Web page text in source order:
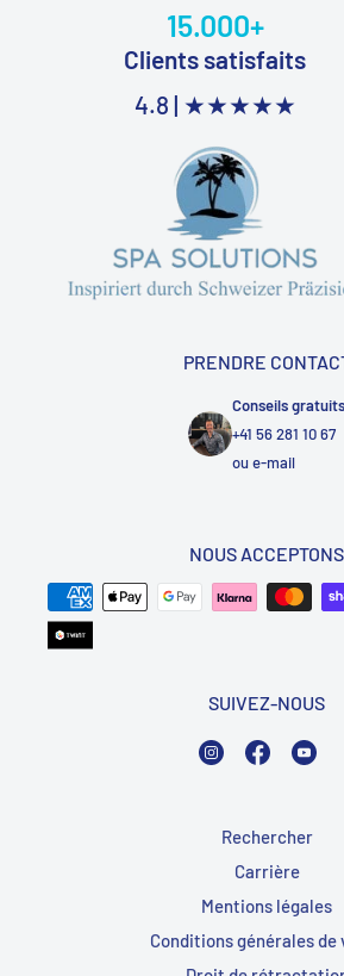
15.000+
Clients satisfaits
4.8 | ★★★★★
PRENDRE
Conseils gratuits
+41 56 281 10 67
oue-mail
NOUS ACCEPTONS
SUIVEZ-NOUS
InstagramFacebook
Rechercher
Carrière
Mentions légales
Conditions générales de